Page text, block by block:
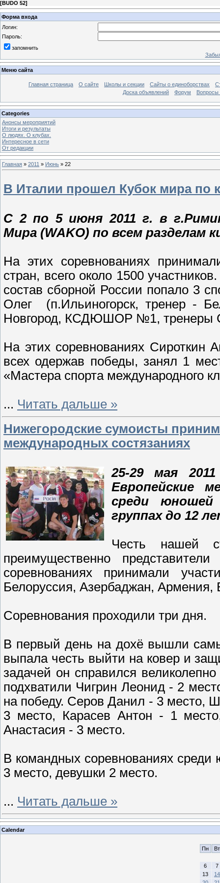
[BUDO 52]
Форма входа
Логин:
Пароль:
запомнить
Меню сайта
Главная страница О сайте Школы и секции Сайты о единоборствах
Доска объявлений
Форум Вопросы
Categories
Анонсы мероприятий
Итоги и результаты
О людях. О клубах.
Интересное в сети
От редакции
Главная » 2011 » Июнь » 22
В Италии прошел Кубок мира по
С 2 по 5 июня 2011 г. в
Мира (WAKO) по всем разделам
На этих соревнованиях
стран, всего около 1500
состав сборной России попало 3
Олег (п.Ильиногорск, тренер -
Новгород, КСДЮШОР №1, тренеры
На этих соревнованиях Сироткин
всех одержав победы, занял 1
«Мастера спорта международного
... Читать дальше »
Нижегородские сумоисты
международных состязаниях
25-29 мая
Европейские
среди
группах до 12
Честь нашей
преимущественно
соревнованиях принимали
Белоруссия, Азербаджан, Армения,
Соревнования проходили три дня.
В первый день на дохё вышли
выпала честь выйти на ковер и
задачей он справился
подхватили Чигрин Леонид - 2
на победу. Серов Данил - 3 место,
3 место, Карасев Антон - 1
Анастасия - 3 место.
В командных соревнованиях
3 место, девушки 2 место.
... Читать дальше »
Calendar
Пн Вт
6
7
13
14